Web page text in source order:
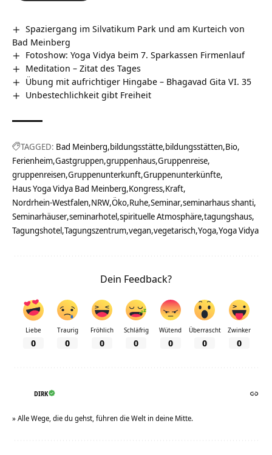
Spaziergang im Silvatikum Park und am Kurteich von
Bad Meinberg
Fotoshow: Yoga Vidya beim 7. Sparkassen Firmenlauf
Meditation – Zitat des Tages
Übung mit aufrichtiger Hingabe – Bhagavad Gita VI. 35
Unbestechlichkeit gibt Freiheit
TAGGED: Bad Meinberg bildungsstätte bildungsstätten Bio
Ferienheim Gastgruppen gruppenhaus Gruppenreise
gruppenreisen Gruppenunterkunft Gruppenunterkünfte
Haus Yoga Vidya Bad Meinberg Kongress Kraft
Nordrhein-Westfalen NRW Öko Ruhe Seminar seminarhaus shanti
Seminarhäuser seminarhotel spirituelle Atmosphäre tagungshaus
Tagungshotel Tagungszentrum vegan vegetarisch Yoga Yoga Vidya
Dein Feedback?
Liebe
0
Traurig
0
Fröhlich
0
Schläfrig
0
Wütend
0
Überrascht
0
Zwinker
0
DIRK
» Alle Wege, die du gehst, führen die Welt in deine Mitte.